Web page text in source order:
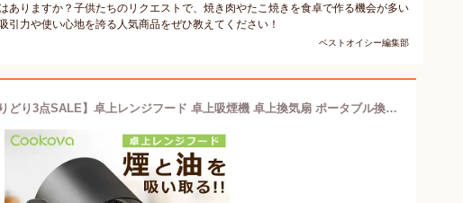
ありますか？子供たちのリクエストで、焼き肉やたこ焼きを食卓で作る機会が多い
引力や使い心地を誇る人気商品をぜひ教えてください！
ベストオイシー編集部
【50％OFF！店内全品・よりどり3点SALE】卓上レンジフード 卓上吸煙機 卓上換気扇 ポータブル換気扇 焼肉煙吸引器 家庭用 低騒音 強力吸引 2段階風力調整 移動可能 二重層油煙フィルター 3600rpm高性能 無煙焼肉 鍋料理 焼き肉プレート 小型換気扇 換気扇